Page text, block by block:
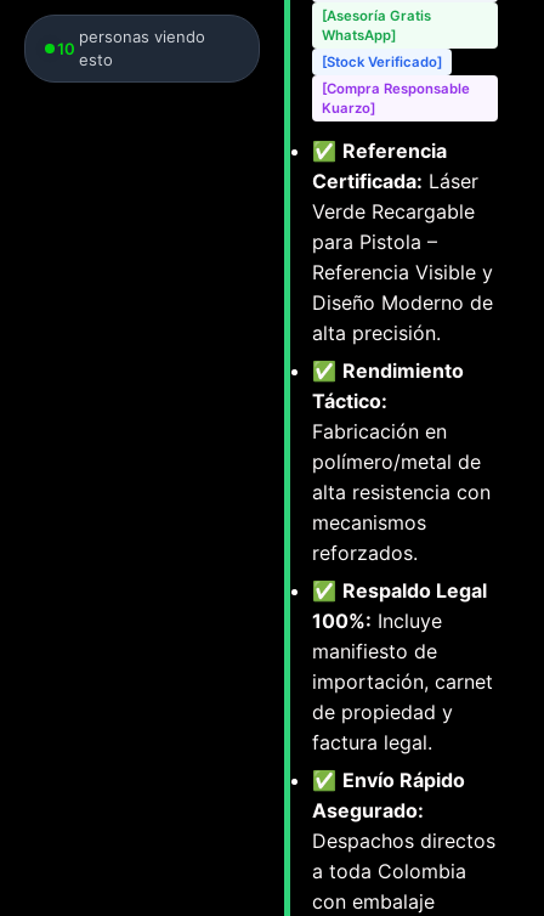
10
personas viendo
esto
[Asesoría Gratis
WhatsApp]
[Stock Verificado]
[Compra Responsable
Kuarzo]
✅ Referencia
Certificada: Láser
Verde Recargable
para Pistola –
Referencia Visible y
Diseño Moderno de
alta precisión.
✅ Rendimiento
Táctico:
Fabricación en
polímero/metal de
alta resistencia con
mecanismos
reforzados.
✅ Respaldo Legal
100%: Incluye
manifiesto de
importación, carnet
de propiedad y
factura legal.
✅ Envío Rápido
Asegurado:
Despachos directos
a toda Colombia
con embalaje